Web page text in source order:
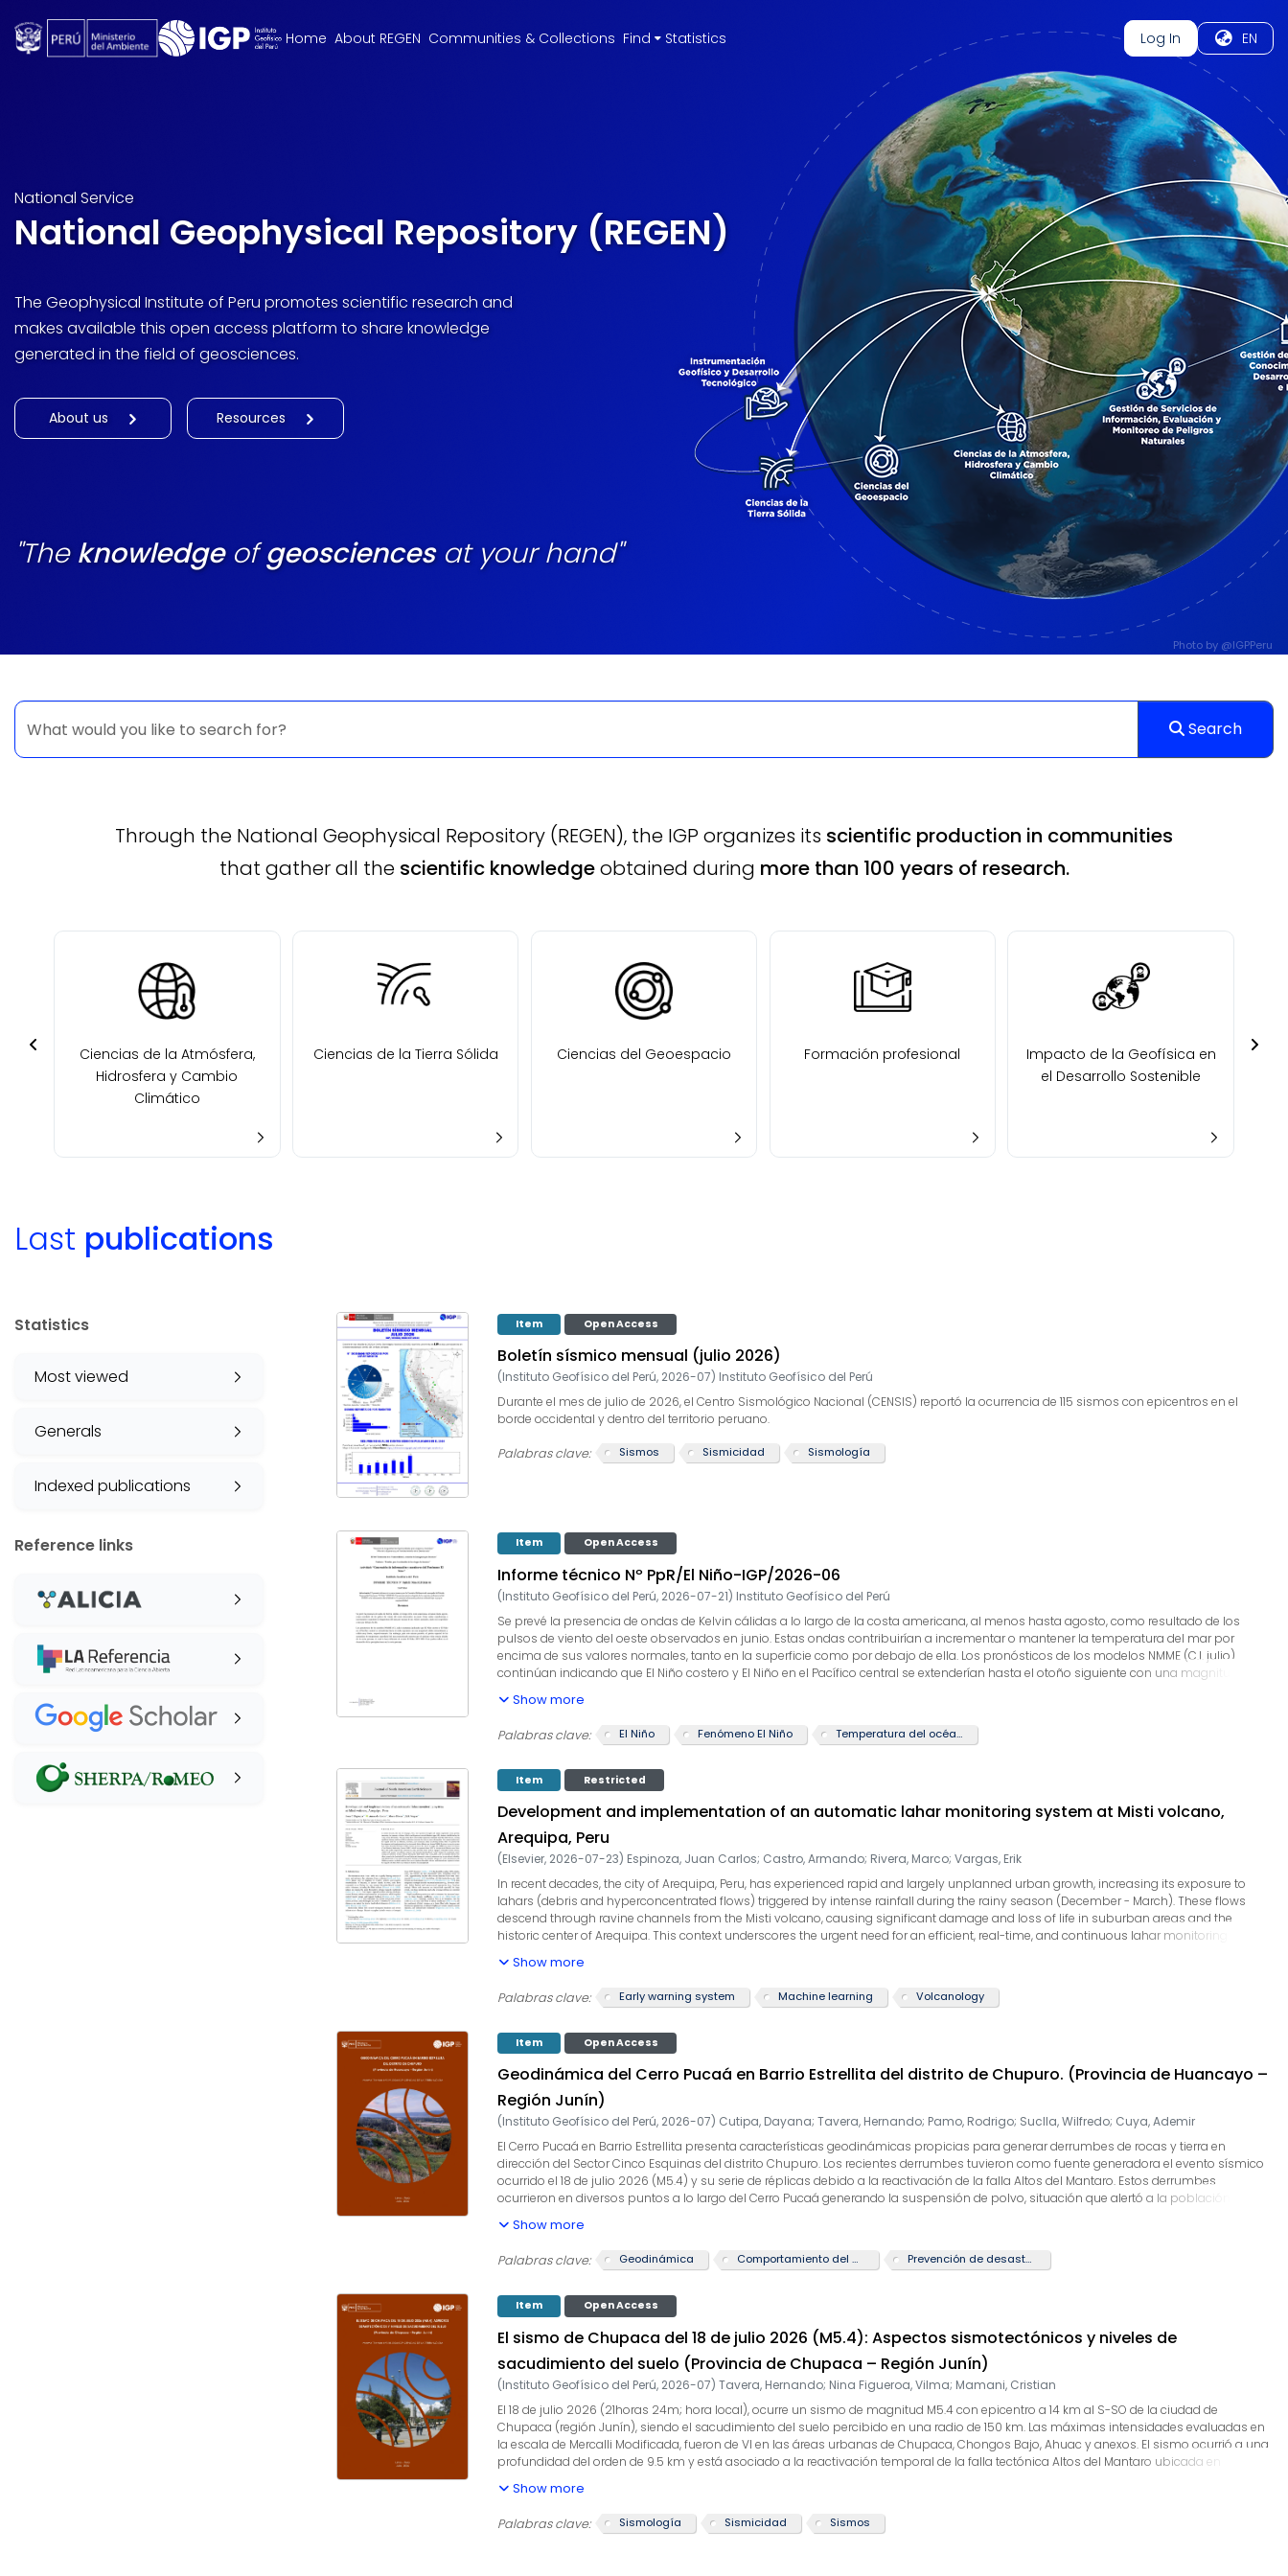
Home About REGEN Communities & Collections Find Statistics Log In EN
National Service
National Geophysical Repository (REGEN)
The Geophysical Institute of Peru promotes scientific research and
makes available this open access platform to share knowledge
generated in the field of geosciences.
About us Resources
"Theknowledgeofgeosciencesat your hand"
Photo by @IGPPeru
Search
Through the National Geophysical Repository (REGEN), the IGP organizes its scientific production in communities
that gather all the scientific knowledgeobtained during more than 100 years of research.
Ciencias de la Atmósfera,
Hidrosfera y Cambio
Climático
Ciencias de la Tierra Sólida Ciencias del Geoespacio Formación profesional
Impacto de la Geofísica en
el Desarrollo Sostenible
Last publications
Statistics
Most viewed
Generals
Indexed publications
Reference links
Item Open Access
Boletín sísmico mensual (julio 2026)
(Instituto Geofísico del Perú, 2026-07) Instituto Geofísico del Perú
Durante el mes de julio de 2026, el Centro Sismológico Nacional (CENSIS) reportó la ocurrencia de 115 sismos con epicentros en el
borde occidental y dentro del territorio peruano.
Palabras clave: Sismos Sismicidad Sismología
Item Open Access
Informe técnico Nº PpR/El Niño-IGP/2026-06
(Instituto Geofísico del Perú, 2026-07-21) Instituto Geofísico del Perú
Se prevé la presencia de ondas de Kelvin cálidas a lo largo de la costa americana, al menos hasta agosto, como resultado de los
pulsos de viento del oeste observados en junio. Estas ondas contribuirían a incrementar o mantener la temperatura del mar por
encima de sus valores normales, tanto en la superficie como por debajo de ella. Los pronósticos de los modelos NMME (C.I. julio)
continúan indicando que El Niño costero y El Niño en el Pacífico central se extenderían hasta el otoño siguiente con una magnitud
anomalías de temperatura superficial del mar pronosticado muestra que el máximo valor estaría alejado de la costa peruana, lo cual
lo hace diferente al evento El Niño 1997/1998. Esto podría influir en el desarrollo de las precipitaciones en la costa peruana.
Show more
Palabras clave: El Niño Fenómeno El Niño Temperatura del océano
Item Restricted
Development and implementation of an automatic lahar monitoring system at Misti volcano,
Arequipa, Peru
(Elsevier, 2026-07-23) Espinoza, Juan Carlos; Castro, Armando; Rivera, Marco; Vargas, Erik
In recent decades, the city of Arequipa, Peru, has experienced rapid and largely unplanned urban growth, increasing its exposure to
lahars (debris and hyperconcentrated flows) triggered by intense rainfall during the rainy season (December - March). These flows
descend through ravine channels from the Misti volcano, causing significant damage and loss of life in suburban areas and the
historic center of Arequipa. This context underscores the urgent need for an efficient, real-time, and continuous lahar monitoring
ravines that extend from the SW flank of Misti volcano and cross the city of Arequipa. The ALMS is an improved version of the Huaicos
Monitoring System (SMH), which has operated since 1990 in the Quebrada Rioseco near Lima, Perú. The ALMS comprises ten
autonomous, solar-powered remote stations equipped with radar motion sensors, LiDAR level sensors, surveillance cameras, and
season, the ALMS successfully detected two lahar events in the Quebrada El Pato and Quebrada Venezuela channels, demonstrating its
operational reliability and effectiveness as an early-warning tool. Owing to its low cost, modular design, and robust performance, the
ALMS represents a scalable solution that can be replicated in other volcanic and non-volcanic regions to reduce the impacts of debris
flows and enhance disaster risk management.
Show more
Palabras clave: Early warning system Machine learning Volcanology
Item Open Access
Geodinámica del Cerro Pucaá en Barrio Estrellita del distrito de Chupuro. (Provincia de Huancayo –
Región Junín)
(Instituto Geofísico del Perú, 2026-07) Cutipa, Dayana; Tavera, Hernando; Pamo, Rodrigo; Suclla, Wilfredo; Cuya, Ademir
El Cerro Pucaá en Barrio Estrellita presenta características geodinámicas propicias para generar derrumbes de rocas y tierra en
dirección del Sector Cinco Esquinas del distrito Chupuro. Los recientes derrumbes tuvieron como fuente generadora el evento sísmico
ocurrido el 18 de julio 2026 (M5.4) y su serie de réplicas debido a la reactivación de la falla Altos del Mantaro. Estos derrumbes
ocurrieron en diversos puntos a lo largo del Cerro Pucaá generando la suspensión de polvo, situación que alertó a la población que
deslizamientos y/o flujos de agua y barro.
Show more
Palabras clave: Geodinámica Comportamiento del suelo Prevención de desastres
Item Open Access
El sismo de Chupaca del 18 de julio 2026 (M5.4): Aspectos sismotectónicos y niveles de
sacudimiento del suelo (Provincia de Chupaca – Región Junín)
(Instituto Geofísico del Perú, 2026-07) Tavera, Hernando; Nina Figueroa, Vilma; Mamani, Cristian
El 18 de julio 2026 (21horas 24m; hora local), ocurre un sismo de magnitud M5.4 con epicentro a 14 km al S-SO de la ciudad de
Chupaca (región Junín), siendo el sacudimiento del suelo percibido en una radio de 150 km. Las máximas intensidades evaluadas en
la escala de Mercalli Modificada, fueron de VI en las áreas urbanas de Chupaca, Chongos Bajo, Ahuac y anexos. El sismo ocurrió a una
profundidad del orden de 9.5 km y está asociado a la reactivación temporal de la falla tectónica Altos del Mantaro ubicada en
Chupaca. Los valores de aceleración del suelo estimado en el área urbana de Chongos Bajo fueron de 75 cm/seg², suficiente para
producirse, en respuesta, daños parciales o el colapso de estructuras de adobe, las mismas que prevalecen en el área urbana de
Chongos Bajo.
Show more
Palabras clave: Sismología Sismicidad Sismos